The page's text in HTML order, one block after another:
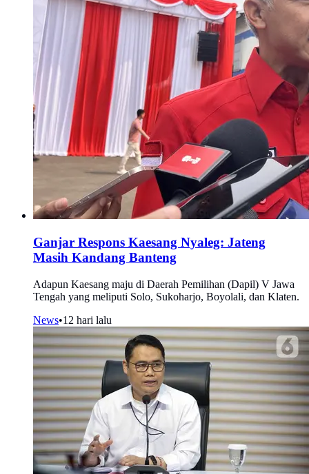
Ganjar Respons Kaesang Nyaleg: Jateng
Masih Kandang Banteng
Adapun Kaesang maju di Daerah Pemilihan (Dapil) V Jawa
Tengah yang meliputi Solo, Sukoharjo, Boyolali, dan Klaten.
News•12 hari lalu